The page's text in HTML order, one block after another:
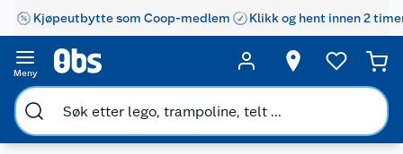
Kjøpeutbytte som Coop-medlem Klikk og hent innen 2
Meny